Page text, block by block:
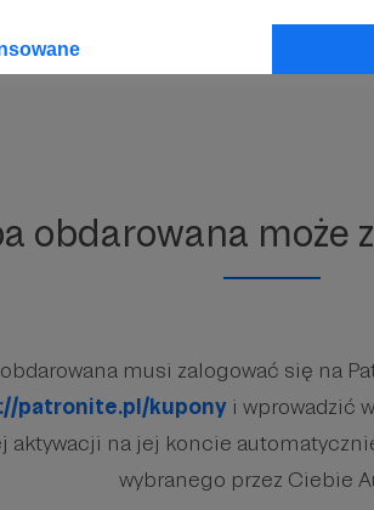
obdarowana może
musi zalogować się na
patronite.pl/kupony i wprowadzić
aktywacji na jej koncie
wybranego przez Ciebie